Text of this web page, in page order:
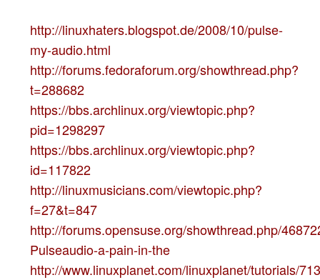
http://linuxhaters.blogspot.de/2008/10/pulse-
my-audio.html
http://forums.fedoraforum.org/showthread.php?
t=288682
https://bbs.archlinux.org/viewtopic.php?
pid=1298297
https://bbs.archlinux.org/viewtopic.php?
id=117822
http://linuxmusicians.com/viewtopic.php?
f=27&t=847
http://forums.opensuse.org/showthread.php/
Pulseaudio-a-pain-in-the
http://www.linuxplanet.com/linuxplanet/tutorials/